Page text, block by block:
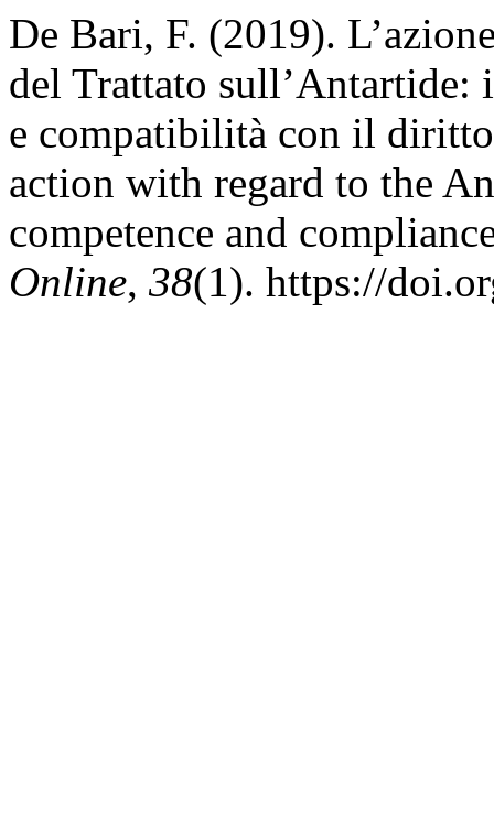
De Bari, F. (2019).
del Trattato sull’Antartide:
e compatibilità con il
action with regard to the
competence and
Online, 38(1). https://